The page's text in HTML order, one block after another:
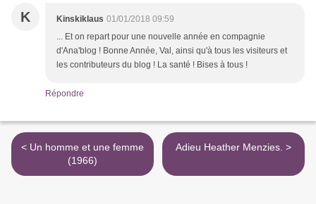
K Kinskiklaus 01/01/2018 09:59
... Et on repart pour une nouvelle année en compagnie
d'Ana'blog ! Bonne Année, Val, ainsi qu'à tous les visiteurs et
les contributeurs du blog ! La santé ! Bises à tous !
Répondre
< Un homme et une femme
(1966)
Adieu Heather Menzies. >